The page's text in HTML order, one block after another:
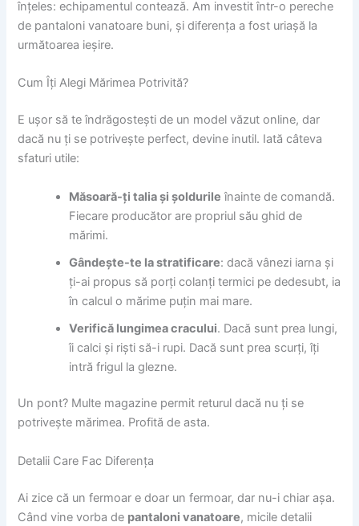
înțeles: echipamentul contează. Am investit într-o pereche
de pantaloni vanatoare buni, și diferența a fost uriașă la
următoarea ieșire.
Cum Îți Alegi Mărimea Potrivită?
E ușor să te îndrăgostești de un model văzut online, dar
dacă nu ți se potrivește perfect, devine inutil. Iată câteva
sfaturi utile:
Măsoară-ți talia și șoldurile înainte de comandă.
Fiecare producător are propriul său ghid de
mărimi.
Gândește-te la stratificare: dacă vânezi iarna și
ți-ai propus să porți colanți termici pe dedesubt, ia
în calcul o mărime puțin mai mare.
Verifică lungimea cracului. Dacă sunt prea lungi,
îi calci și riști să-i rupi. Dacă sunt prea scurți, îți
intră frigul la glezne.
Un pont? Multe magazine permit returul dacă nu ți se
potrivește mărimea. Profită de asta.
Detalii Care Fac Diferența
Ai zice că un fermoar e doar un fermoar, dar nu-i chiar așa.
Când vine vorba de pantaloni vanatoare, micile detalii